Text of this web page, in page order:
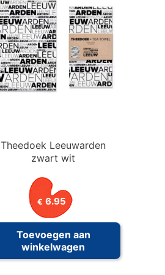
Theedoek Leeuwarden
zwart wit
€ 6.95
Toevoegen aan
winkelwagen